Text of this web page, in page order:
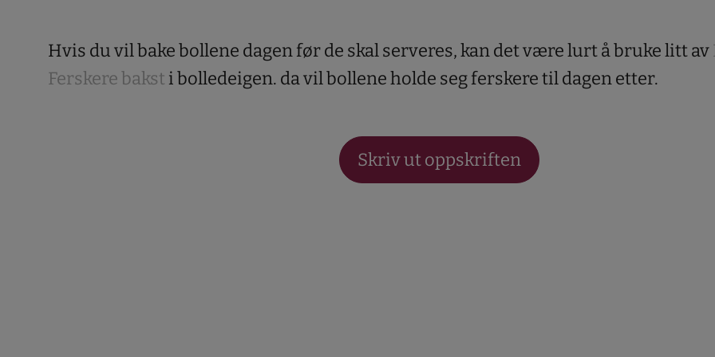
Hvis du vil bake bollene dagen før de skal serveres, kan det være lurt å bruke litt av
Ferskere bakst i bolledeigen. da vil bollene holde seg ferskere til dagen etter.
Skriv ut oppskriften